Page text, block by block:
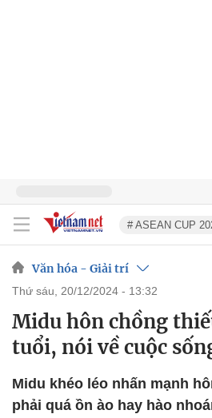
# ASEAN CUP
Văn hóa - Giải trí
thứ sáu, 20/12/2024 - 13:32
Midu hôn chồng
tuổi, nói về cuộc
Midu khéo léo nhấn mạnh
phải quá ồn ào hay hào